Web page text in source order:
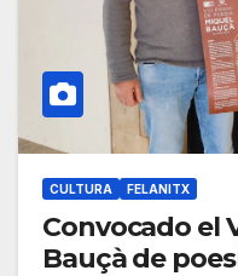
CULTURA FELANITX
Convocado el
Bauçà de